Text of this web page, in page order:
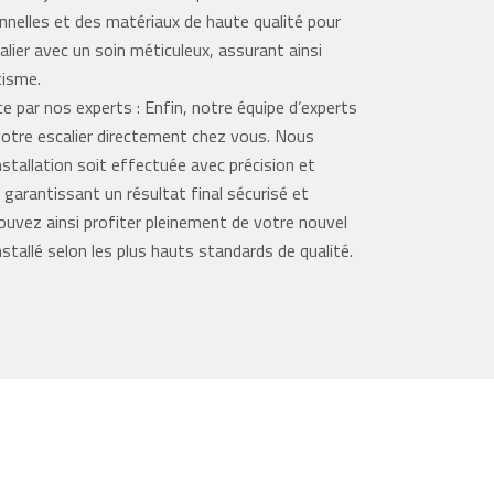
et des matériaux de haute qualité pour
avec un soin méticuleux, assurant ainsi
par nos experts : Enfin, notre équipe d’experts
escalier directement chez vous. Nous
soit effectuée avec précision et
un résultat final sécurisé et
ainsi profiter pleinement de votre nouvel
selon les plus hauts standards de qualité.